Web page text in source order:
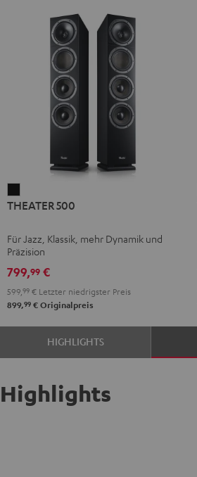
500
THEATER 500
Für Jazz, Klassik, mehr Dynamik und
Präzision
799,99 €
599, 99 € Letzter niedrigster Preis
899,99 € Originalpreis
HIGHLIGHTS
Highlights